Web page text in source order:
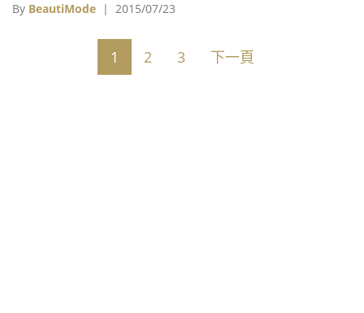
By BeautiMode | 2015/07/23
1 2 3 下一頁